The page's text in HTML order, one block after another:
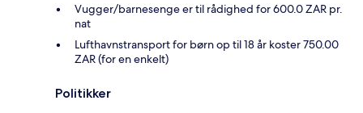
Vugger/barnesenge er til rådighed for 600.0 ZAR pr.
nat
Lufthavnstransport for børn op til 18 år koster 750.00
ZAR (for en enkelt)
Politikker